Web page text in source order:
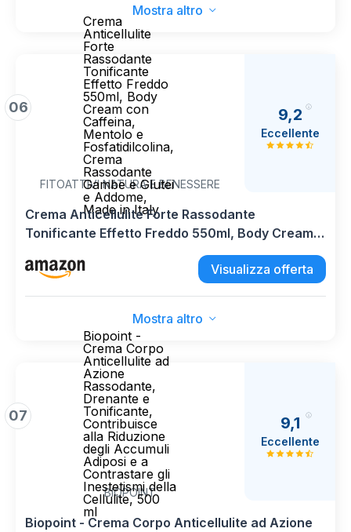
Mostra altro
06
Crema
Anticellulite
Forte
Rassodante
Tonificante
Effetto Freddo
550ml, Body
Cream con
Caffeina,
Mentolo e
Fosfatidilcolina,
Crema
Rassodante
Gambe e Glutei
e Addome,
Made in Italy
FITOATTIVI NATURA E BENESSERE
9,2
Eccellente
Crema Anticellulite Forte Rassodante
Tonificante Effetto Freddo 550ml, Body Cream
con Caffeina, Mentolo e Fosfatidilcolina, Crema
Rassodante Gambe e Glutei e Addome, Made in
Visualizza offerta
Mostra altro
07
Biopoint -
Crema Corpo
Anticellulite ad
Azione
Rassodante,
Drenante e
Tonificante,
Contribuisce
alla Riduzione
degli Accumuli
Adiposi e a
Contrastare gli
Inestetismi della
Cellulite, 500
ml
BIOPOINT
9,1
Eccellente
Biopoint - Crema Corpo Anticellulite ad Azione